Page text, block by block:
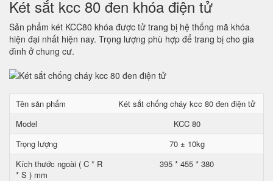
Két sắt kcc 80 đen khóa điện tử
Sản phẩm két KCC80 khóa được tử trang bị hệ thống mã khóa
hiện đại nhất hiện nay. Trọng lượng phù hợp để trang bị cho gia
đình ở chung cư.
Tên sản phẩm
Két sắt chống cháy kcc 80 đen điện tử
Model
KCC 80
Trọng lượng
70 ± 10kg
Kích thước ngoài ( C * R
* S ) mm
395 * 455 * 380